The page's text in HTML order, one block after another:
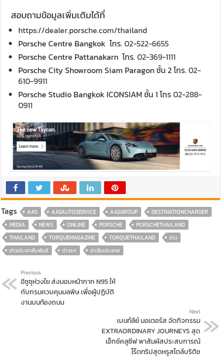
สอบถามข้อมูลเพิ่มเติมได้ที่
https://dealer.porsche.com/thailand
Porsche Centre Bangkok โทร.02-522-6655
Porsche Centre Pattanakarn โทร.02-369-1111
Porsche City Showroom Siam Paragon ชั้น 2 โทร.02-
610-9911
Porsche Studio Bangkok ICONSIAM ชั้น 1 โทร02-288-
0911
Tags AAS AASAUTOSERVICE AASGROUP
DESTINATIONCHARGER
MEDIA
NEWS ONLINE PORSCHE
PORSCHETHAILAND
THAILAND
TORQUEMAGAZINE TORQUETHAILAND
ข่าว
ข่าวประชาสัมพันธ์
ข่าวรถ ข่าวในประเทศ
Previous
อีซูซุห่วงใย ส่งมอบหน้ากาก N95 ให้
กับกรมควบคุมมลพิษ เพื่อผู้ปฏิบัติ
งานบนท้องถนน
Next
เบนท์ลีย์ มอเตอร์ส จัดกิจกรรม
EXTRAORDINARY JOURNEYS สุด
เอ็กซ์คลูซีฟ พาสัมผัสประสบการณ์
โร๊ดทริปสุดหรูสไตล์บริติช